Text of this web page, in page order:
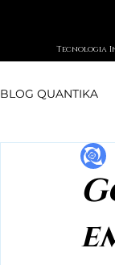
Tecnologia
BLOG QUANTIKA